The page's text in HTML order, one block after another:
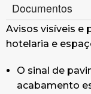
Documentos
Avisos visíveis e
hotelaria e
O sinal de
acabamento